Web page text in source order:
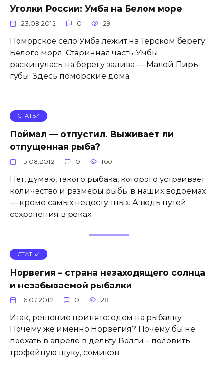
Уголки России: Умба на Белом море
23.08.2012 0 29
Поморское село Умба лежит на Терском берегу
Белого моря. Старинная часть Умбы
раскинулась на берегу залива — Малой Пирь-
губы. Здесь поморские дома
СТАТЬИ
Поймал — отпустил. Выживает ли
отпущенная рыба?
15.08.2012 0 160
Нет, думаю, такого рыбака, которого устраивает
количество и размеры рыбы в наших водоемах
— кроме самых недоступных. А ведь путей
сохранения в реках
СТАТЬИ
Норвегия – страна незаходящего солнца
и незабываемой рыбалки
16.07.2012 0 28
Итак, решение принято: едем на рыбалку!
Почему же именно Норвегия? Почему бы не
поехать в апреле в дельту Волги – половить
трофейную щуку, сомиков